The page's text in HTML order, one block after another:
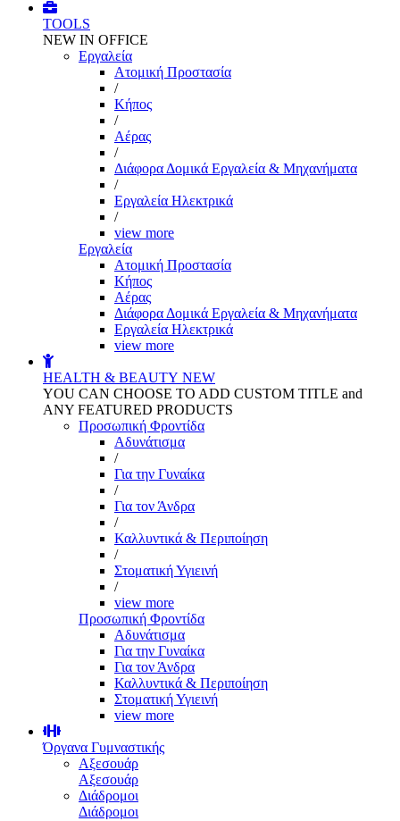
TOOLS
NEW IN OFFICE
Εργαλεία
Aτομική Προστασία
/
Kήπος
/
Αέρας
/
Διάφορα Δομικά Εργαλεία & Μηχανήματα
/
Εργαλεία Ηλεκτρικά
/
view more
Εργαλεία
Aτομική Προστασία
Kήπος
Αέρας
Διάφορα Δομικά Εργαλεία & Μηχανήματα
Εργαλεία Ηλεκτρικά
view more
HEALTH & BEAUTY NEW
YOU CAN CHOOSE TO ADD CUSTOM TITLE and
ANY FEATURED PRODUCTS
Προσωπική Φροντίδα
Αδυνάτισμα
/
Για την Γυναίκα
/
Για τον Άνδρα
/
Καλλυντικά & Περιποίηση
/
Στοματική Υγιεινή
/
view more
Προσωπική Φροντίδα
Αδυνάτισμα
Για την Γυναίκα
Για τον Άνδρα
Καλλυντικά & Περιποίηση
Στοματική Υγιεινή
view more
Όργανα Γυμναστικής
Αξεσουάρ
Αξεσουάρ
Διάδρομοι
Διάδρομοι